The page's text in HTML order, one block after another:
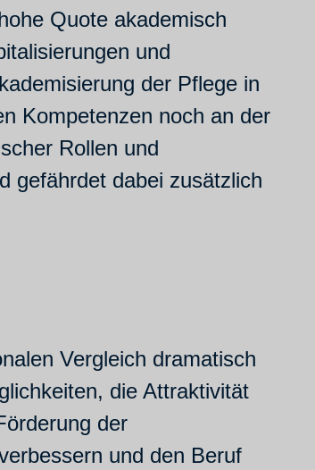
Quote akademisch
und
der Pflege in
Kompetenzen noch an der
Rollen und
gefährdet dabei zusätzlich
Vergleich dramatisch
die Attraktivität
der
und den Beruf